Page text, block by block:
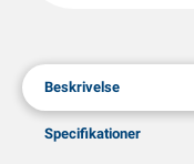
Beskrivelse
Specifikationer